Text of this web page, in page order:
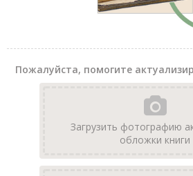
Пожалуйста, помогите
Загрузить фотографию
обложки книги